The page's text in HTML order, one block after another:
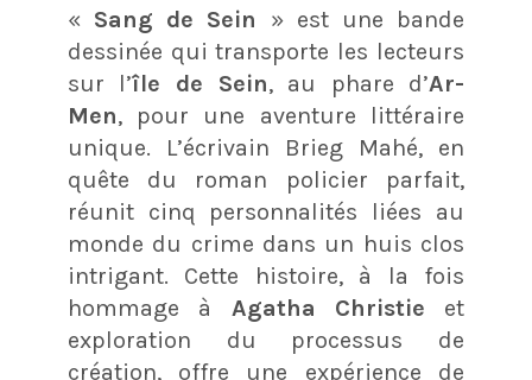
« Sang de Sein
» est une bande
dessinée qui transporte les lecteurs
sur l’île de Sein, au phare d’Ar-
Men, pour une aventure littéraire
unique. L’écrivain Brieg Mahé, en
quête du roman policier parfait,
réunit cinq personnalités liées au
monde du crime dans un huis clos
intrigant. Cette histoire, à la fois
hommage à Agatha Christie et
exploration du processus de
création, offre une expérience de